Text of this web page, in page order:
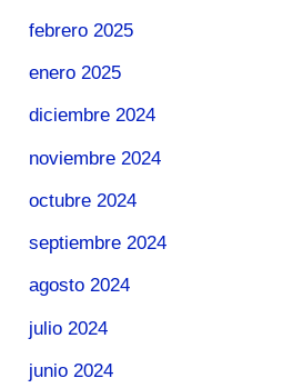
febrero 2025
enero 2025
diciembre 2024
noviembre 2024
octubre 2024
septiembre 2024
agosto 2024
julio 2024
junio 2024